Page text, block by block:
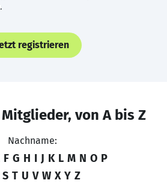
registrieren
Mitglieder, von A bis Z
Nachname:
F G H I J K L M N O P
S T U V W X Y Z